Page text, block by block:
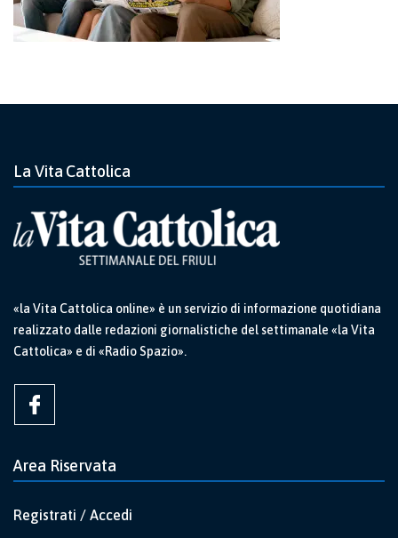
La Vita Cattolica
«la Vita Cattolica online» è un servizio di informazione quotidiana
realizzato dalle redazioni giornalistiche del settimanale «la Vita
Cattolica» e di «Radio Spazio».
Area Riservata
Registrati / Accedi